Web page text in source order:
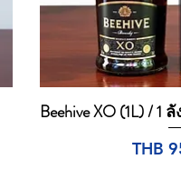
Beehive XO (1L) / 1
Price
THB